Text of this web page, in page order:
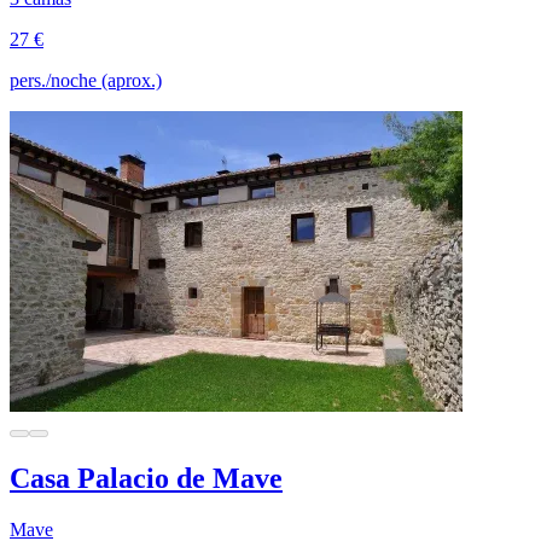
27 €
pers./noche (aprox.)
Casa Palacio de Mave
Mave